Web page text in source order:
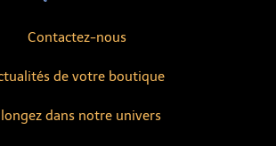
Contactez-nous
de votre boutique
dans notre univers